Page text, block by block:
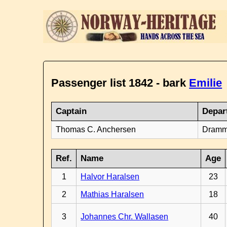
Passenger list 1842 - bark Emilie
Captain
Thomas C. Anchersen
Ref. Name Age
1 Halvor Haralsen 23
2 Mathias Haralsen 18
3 Johannes Chr. Wallasen 40